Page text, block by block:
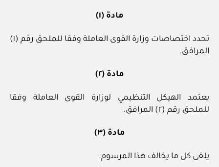
مادة (١)
تحدد اختصاصات وزارة القوى العاملة وفقا للملحق رقم (١)
المرافق.
مادة (٢)
يعتمد الهيكل التنظيمي لوزارة القوى العاملة وفقا
للملحق رقم (٢) المرافق.
مادة (٣)
يلغى كل ما يخالف هذا المرسوم.